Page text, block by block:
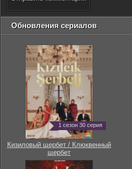
Обновления сериалов
1 сезон 30 серия
Кизиловый щербет / Клюквенный
щербет